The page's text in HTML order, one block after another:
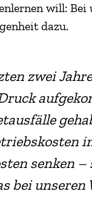
will: Bei
dazu.
zwei
senken –
bei